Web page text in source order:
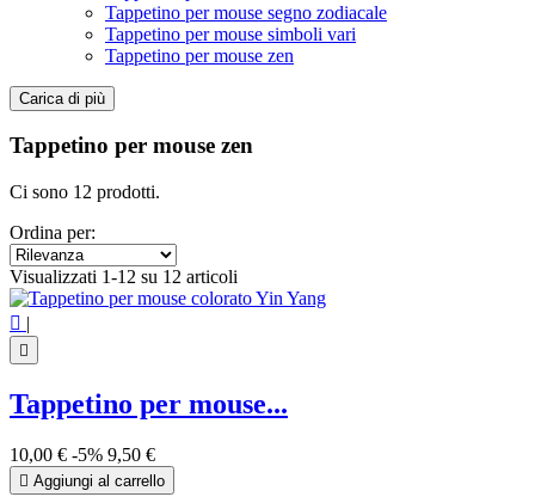
Tappetino per mouse segno zodiacale
Tappetino per mouse simboli vari
Tappetino per mouse zen
Cancella filtri
Prezzo
€
Fiore di Loto 2
Infinito 1
Visualizza i prodotti a
Carica di più
Tappetino per mouse zen
Ci sono 12 prodotti.
Ordina per:
Visualizzati 1-12 su 12 articoli
 |

Tappetino per mouse...
10,00 € -5% 9,50 €
 Aggiungi al carrello